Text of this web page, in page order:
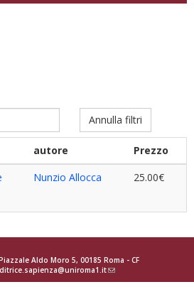
Annulla filtri
autore
Prezzo
Nunzio Allocca 25.00€
Aldo Moro 5, 00185 Roma - CF
(link
sends